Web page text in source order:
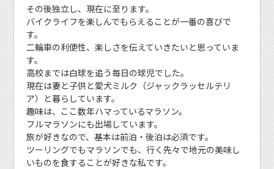
その後独立し、現在に至ります。
バイクライフを楽しんでもらえることが一番の喜びで
す。
二輪車の利便性、楽しさを伝えていきたいと思っていま
す。
高校までは白球を追う毎日の球児でした。
現在は妻と子供と愛犬ミルク（ジャックラッセルテリ
ア）と暮らしています。
趣味は、ここ数年ハマっているマラソン。
フルマラソンにも出場しています。
旅が好きなので、基本は前泊・後泊は必須です。
ツーリングでもマラソンでも、行く先々で地元の美味し
いものを食することが好きな私です。